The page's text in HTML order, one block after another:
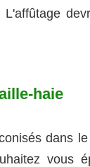
haie
dans
vous